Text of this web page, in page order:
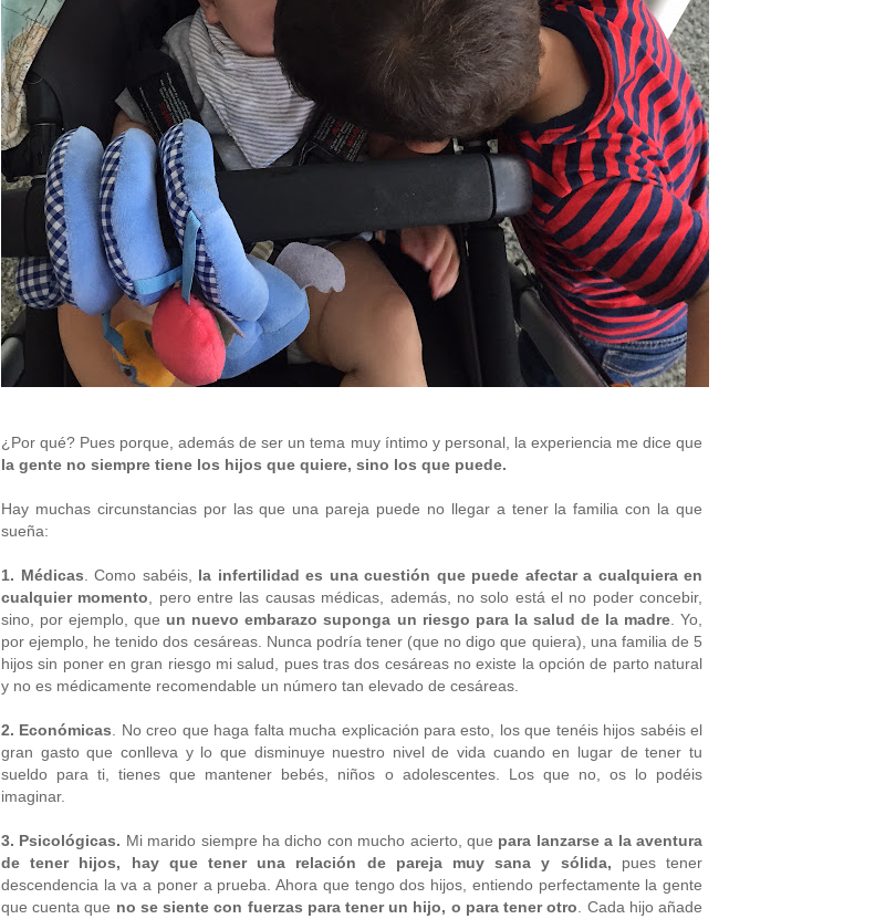
¿Por qué? Pues porque, además de ser un tema muy íntimo y personal, la experiencia me dice que
la gente no siempre tiene los hijos que quiere, sino los que puede.
Hay muchas circunstancias por las que una pareja puede no llegar a tener la familia con la que
sueña:
1. Médicas . Como sabéis, la infertilidad es una cuestión que puede afectar a cualquiera en
cualquier momento , pero entre las causas médicas, además, no solo está el no poder concebir,
sino, por ejemplo, que un nuevo embarazo suponga un riesgo para la salud de la madre. Yo,
por ejemplo, he tenido dos cesáreas. Nunca podría tener (que no digo que quiera), una familia de 5
hijos sin poner en gran riesgo mi salud, pues tras dos cesáreas no existe la opción de parto natural
y no es médicamente recomendable un número tan elevado de cesáreas.
2. Económicas . No creo que haga falta mucha explicación para esto, los que tenéis hijos sabéis el
gran gasto que conlleva y lo que disminuye nuestro nivel de vida cuando en lugar de tener tu
sueldo para ti, tienes que mantener bebés, niños o adolescentes. Los que no, os lo podéis
imaginar.
3. Psicológicas. Mi marido siempre ha dicho con mucho acierto, que para lanzarse a la aventura
de tener hijos, hay que tener una relación de pareja muy sana y sólida, pues tener
descendencia la va a poner a prueba. Ahora que tengo dos hijos, entiendo perfectamente la gente
que cuenta que no se siente con fuerzas para tener un hijo, o para tener otro . Cada hijo añade